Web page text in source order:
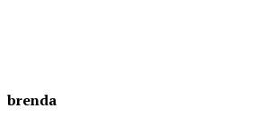
brenda